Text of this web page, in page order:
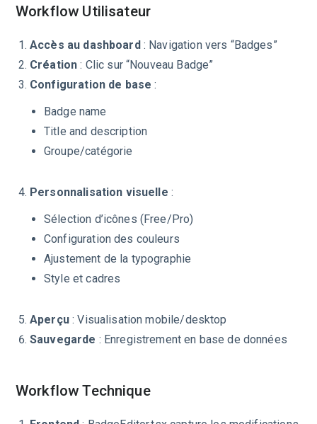
Workflow Utilisateur
Accès au dashboard: Navigation vers “Badges”
Création : Clic sur “Nouveau Badge”
Configuration de base :
Badge name
Title and description
Groupe/catégorie
Personnalisation visuelle :
Sélection d’icônes (Free/Pro)
Configuration des couleurs
Ajustement de la typographie
Style et cadres
Aperçu: Visualisation mobile/desktop
Sauvegarde : Enregistrement en base de données
Workflow Technique